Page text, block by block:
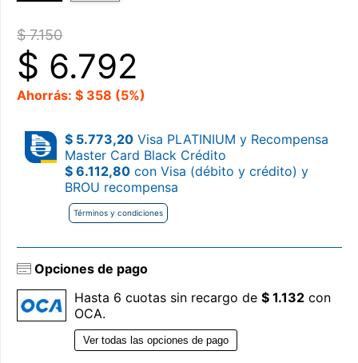
$ 7.150
$ 6.792
Ahorrás: $ 358 (5%)
$ 5.773,20 Visa PLATINIUM y Recompensa
Master Card Black Crédito
$ 6.112,80 con Visa (débito y crédito) y
BROU recompensa
Términos y condiciones
Opciones de pago
Hasta 6 cuotas sin recargo de $ 1.132 con
OCA.
Ver todas las opciones de pago